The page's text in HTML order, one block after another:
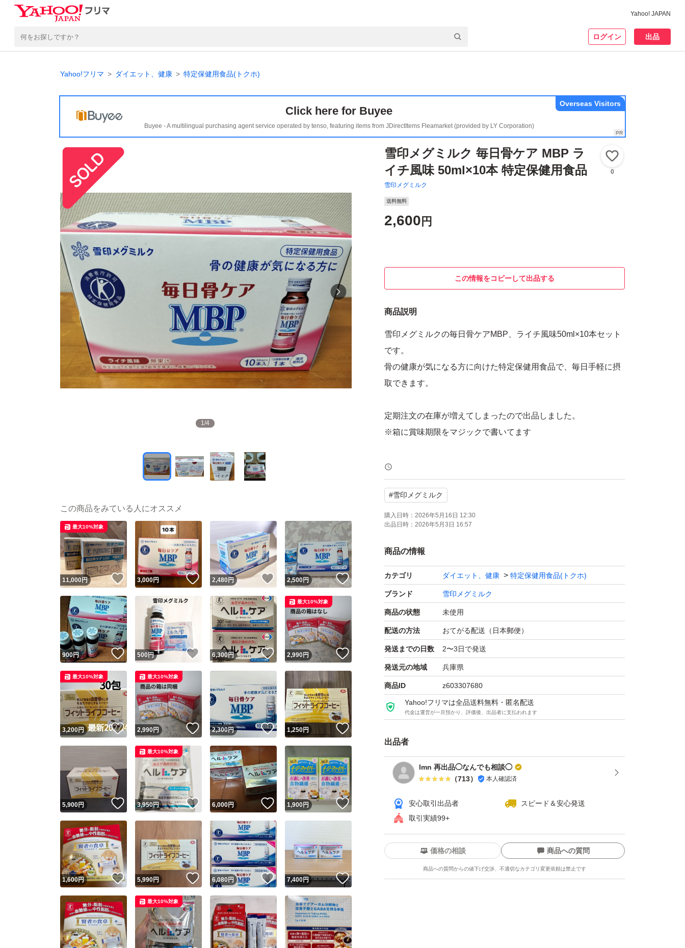
Yahoo! JAPAN
ログイン 出品
Yahoo!フリマ ダイエット、健康 特定保健用食品(トクホ)
Click here for Buyee
Buyee - A multilingual purchasing agent service operated by tenso, featuring items from JDirectItems Fleamarket (provided by LY Corporation)
Overseas Visitors
1/4
雪印メグミルク 毎日骨ケア MBP ラ
イチ風味 50ml×10本 特定保健用食品
雪印メグミルク
0
送料無料
2,600 円
この情報をコピーして出品する
商品説明
雪印メグミルクの毎日骨ケアMBP、ライチ風味50ml×10本セット
です。
骨の健康が気になる方に向けた特定保健用食品で、毎日手軽に摂
取できます。
定期注文の在庫が増えてしまったので出品しました。
※箱に賞味期限をマジックで書いてます
ゆうパケットポストプラスで発送します
写真のように横向きになります
ご理解宜しくお願いします。
【ブランド】雪印メグミルク
【商品名】毎日骨ケアMBP
【内容量】50ml×10本
【種類】特定保健用食品
値下げが厳しいです。すいません…(T_T)
再出品可能です☆
#雪印メグミルク
購入日時： 2026年5月16日 12:30
出品日時： 2026年5月3日 16:57
商品の情報
カテゴリ ダイエット、健康 特定保健用食品(トクホ)
ブランド 雪印メグミルク
商品の状態 未使用
配送の方法 おてがる配送（日本郵便）
発送までの日数 2〜3日で発送
発送元の地域 兵庫県
商品ID z603307680
Yahoo!フリマは全品送料無料・匿名配送
代金は運営が一旦預かり、評価後、出品者に支払われます
出品者
lmn 再出品◯なんでも相談◯
（713） 本人確認済
安心取引出品者
スピード＆安心発送
取引実績99+
価格の相談 商品への質問
商品への質問からの値下げ交渉、不適切なカテゴリ変更依頼は禁止です
この商品をみている人にオススメ
11,000円 いいね！
最大10%対象
3,000円 いいね！
2,480円 いいね！
2,500円 いいね！
900円 いいね！
500円 いいね！
6,300円 いいね！
2,990円
最大10%対象
3,200円 いいね！
最大10%対象
2,990円 いいね！
最大10%対象
2,300円 いいね！
1,250円 いいね！
5,900円 いいね！
3,950円 いいね！
最大10%対象
6,000円 いいね！
1,900円
1,600円 いいね！
5,990円 いいね！
6,080円 いいね！
7,400円 いいね！
最大10%対象